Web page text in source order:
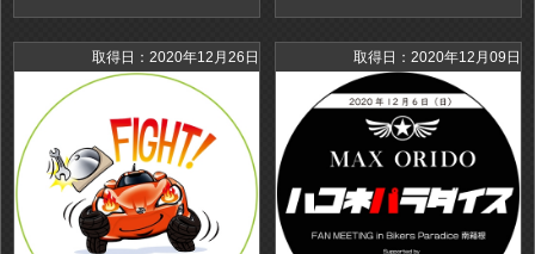
取得日：2020年12月26日 取得日：2020年12月09日